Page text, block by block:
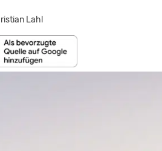
Lahl